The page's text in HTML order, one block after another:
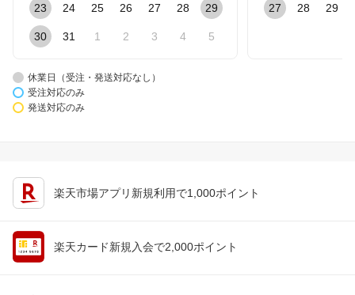
23 24 25 26 27 28 29
30 31 1 2 3 4 5
27 28 29
休業日（受注・発送対応なし）
受注対応のみ
発送対応のみ
楽天市場アプリ新規利用で1,000ポイント
楽天カード新規入会で2,000ポイント